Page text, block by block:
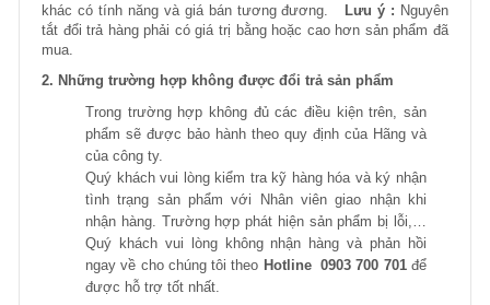
khác có tính năng và giá bán tương đương.
Lưu ý : Nguyên
tắt đổi trả hàng phải có giá trị bằng hoặc cao hơn sản phẩm đã
mua.
2. Những trường hợp không được đổi trả sản phẩm
Trong trường hợp không đủ các điều kiện trên, sản
phẩm sẽ được bảo hành theo quy định của Hãng và
của công ty.
Quý khách vui lòng kiểm tra kỹ hàng hóa và ký nhận
tình trạng sản phẩm với Nhân viên giao nhận khi
nhận hàng. Trường hợp phát hiện sản phẩm bị lỗi,…
Quý khách vui lòng không nhận hàng và phản hồi
ngay về cho chúng tôi theo Hotline 0903 700 701để
được hỗ trợ tốt nhất.